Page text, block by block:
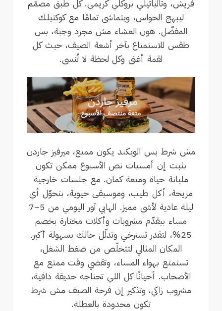
فريش، وتالياتيلي بروكلي كريمي. كل طبق مصمّم
ليبهج الحواس، ويتماشى تمامًا مع كوكتيلك
المفضّل. هون العشاء مش مجرد وجبة، بس
طقس للاستمتاع بآخر أشعة الصيف، حيث كل
لقمة أغنى وكل لحظة لا تُنسى.
مش شرط بس الويكند يكون ممتع، ميرفيز جاردن
بثبت إن أمسيات نص الأسبوع ممكن تكون
مليانة حياة ومتعة كمان. مع جلسات خارجية
مريحة، أكل طيب، وموسيقى حيوية، بتحوّل أي
ليلة عادية لأشي مميز. الهابي آور اليومي من 5–7
مساء بيقدّم مشروبات وأكلات مختارة بخصم
25%، لتقدر تسترخي وتدلّل حالك بسهولة أكبر.
المكان المثالي لتتخلّص من ضغط الشغل،
تستمتع بهواء المساء، وتقضي وقت ممتع مع
الأصحاب. أحيانًا كل اللي تحتاجه حديقة دافية،
مشروب زاكي، وتذكير إن فرحة الصيف مش شرط
تكون محدودة بالعطلة.